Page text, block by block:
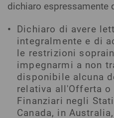
dichiaro espressamente
Dichiaro di avere
integralmente e di
le restrizioni
impegnarmi a non
disponibile alcuna
relativa all'Offerta o
Finanziari negli
Canada, in